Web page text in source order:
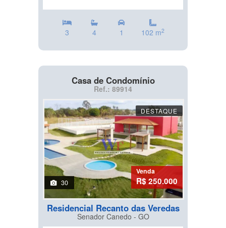
3 4 1 102 m2
Casa de Condomínio
Ref.: 89914
DESTAQUE
30
Venda
R$ 250.000
Residencial Recanto das Veredas
Senador Canedo - GO